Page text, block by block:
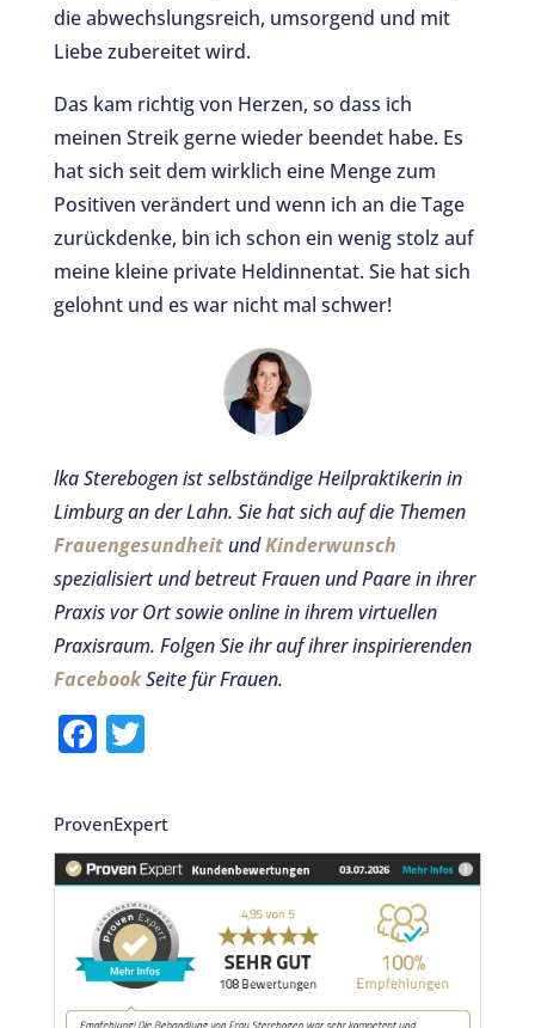
die abwechslungsreich, umsorgend und mit
Liebe zubereitet wird.
Das kam richtig von Herzen, so dass ich
meinen Streik gerne wieder beendet habe. Es
hat sich seit dem wirklich eine Menge zum
Positiven verändert und wenn ich an die Tage
zurückdenke, bin ich schon ein wenig stolz auf
meine kleine private Heldinnentat. Sie hat sich
gelohnt und es war nicht mal schwer!
lka Sterebogen ist selbständige Heilpraktikerin in
Limburg an der Lahn. Sie hat sich auf die Themen
FrauengesundheitundKinderwunsch
spezialisiert und betreut Frauen und Paare in ihrer
Praxis vor Ort sowie online in ihrem virtuellen
Praxisraum. Folgen Sie ihr auf ihrer inspirierenden
FacebookSeite für Frauen.
F
c
e
b
o
o
k
T
it
te
r
ProvenExpert